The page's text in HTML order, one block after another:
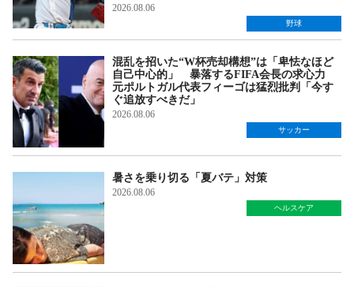
2026.08.06
野球
混乱を招いた“W杯売却構想”は「卑怯なほど
自己中心的」 暴落するFIFA会長の求心力
元ポルトガル代表フィーゴは猛烈批判「今す
ぐ追放すべきだ」
2026.08.06
サッカー
暑さを乗り切る「夏バテ」対策
2026.08.06
ヘルスケア